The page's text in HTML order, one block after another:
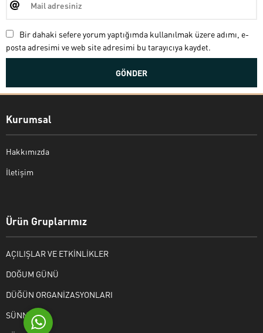
Bir dahaki sefere yorum yaptığımda kullanılmak üzere adımı, e-
posta adresimi ve web site adresimi bu tarayıcıya kaydet.
Kurumsal
Hakkımızda
İletişim
Ürün Gruplarımız
AÇILIŞLAR VE ETKİNLİKLER
DOĞUM GÜNÜ
DÜĞÜN ORGANİZASYONLARI
SÜNNET